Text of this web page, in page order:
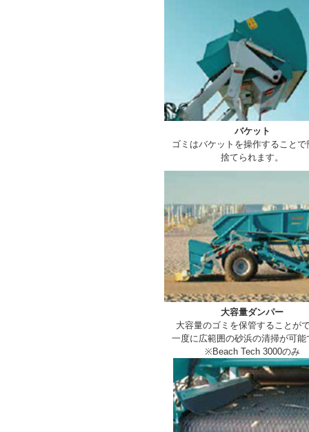
バケット
ゴミはバケットを操作することで
捨てられます。
大容量ダンパー
大容量のゴミを保管することが
一度に広範囲の砂浜の清掃が可能
※Beach Tech 3000のみ